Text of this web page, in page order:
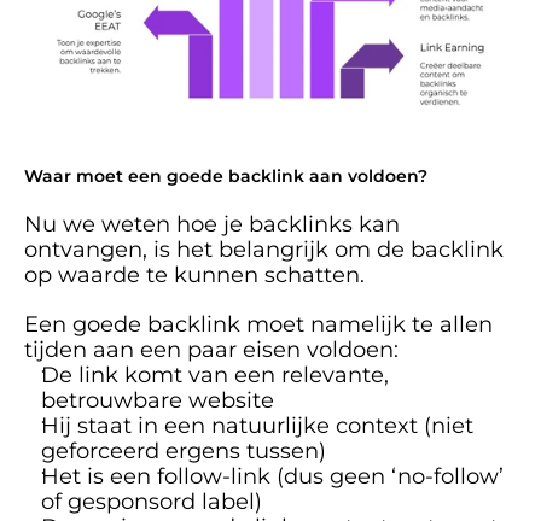
Waar moet een goede backlink aan voldoen?
Nu we weten hoe je backlinks kan
ontvangen, is het belangrijk om de backlink
op waarde te kunnen schatten.
Een goede backlink moet namelijk te allen
tijden aan een paar eisen voldoen:
De link komt van een relevante,
betrouwbare website
Hij staat in een natuurlijke context (niet
geforceerd ergens tussen)
Het is een follow-link (dus geen ‘no-follow’
of gesponsord label)